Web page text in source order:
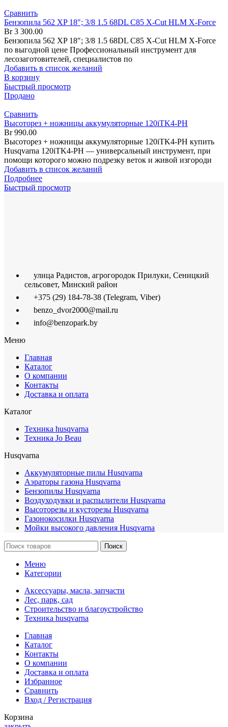
Сравнить
Бензопила 562 XP 18″; 3/8 1.5 68DL C85 X-Cut HLM X-Force
Br3 300.00
Бензопила 562 XP 18″; 3/8 1.5 68DL C85 X-Cut HLM X-Force
по выгодной цене Профессиональный инструмент для
лесозаготовителей, специалистов по
Добавить в список желаний
В корзину
Быстрый просмотр
Продано
Сравнить
Высоторез + ножницы аккумуляторные 120iTK4-PH
Br990.00
Высоторез + ножницы аккумуляторные 120iTK4-PH купить
Husqvarna 120iTK4-PH — универсальный инструмент, при
помощи которого можно подрезку веток и живой изгороди
Добавить в список желаний
Подробнее
Быстрый просмотр
улица Радистов, агрогородок Прилуки, Сеницкий
сельсовет, Минский район
+375 (29) 184-78-38 (Telegram, Viber)
benzo_dvor2000@mail.ru
info@benzopark.by
Меню
Главная
Каталог
О компании
Контакты
Доставка и оплата
Каталог
Техника husqvarna
Техника Jo Beau
Husqvarna
Аккумуляторные пилы Husqvarna
Аэраторы газона Husqvarna
Бензопилы Husqvarna
Воздуходувки и распылители Husqvarna
Высоторезы и кусторезы Husqvarna
Газонокосилки Husqvarna
Мойки высокого давления Husqvarna
Поиск
Меню
Категории
Аксессуары, масла, запчасти
Лес, парк, сад
Строительство и благоустройство
Техника husqvarna
Главная
Каталог
Контакты
О компании
Доставка и оплата
Избранное
Сравнить
Вход / Регистрация
Корзина